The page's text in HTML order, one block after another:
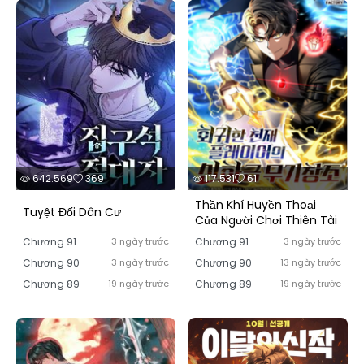
642.569 369
Tuyệt Đối Dân Cư
Chương 91 3 ngày trước
Chương 90 3 ngày trước
Chương 89 19 ngày trước
117.531 61
Thần Khí Huyền Thoại
Của Người Chơi Thiên Tài
Chương 91 3 ngày trước
Chương 90 13 ngày trước
Chương 89 19 ngày trước